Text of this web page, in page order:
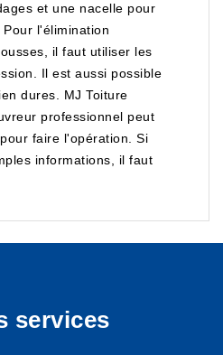
et une nacelle pour
l'élimination
il faut utiliser les
Il est aussi possible
dures. MJ Toiture
professionnel peut
faire l'opération. Si
informations, il faut
services